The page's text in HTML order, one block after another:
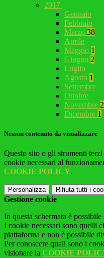
2017
Gennaio
Febbraio
Marzo 38
Aprile
Maggio 1
Giugno 2
Luglio
Agosto 1
Settembre
Ottobre
Novembre 2
Dicembre 1
Nessun contenuto da visualizzare
Questo sito o gli strumenti
cookie necessari al
COOKIE POLICY.
Personalizza Rifiuta tutti i
Gestione cookie
In questa schermata è
I cookie necessari sono quelli
piattaforma e non è possibile
Per conoscere quali sono i
visionare la COOKIE